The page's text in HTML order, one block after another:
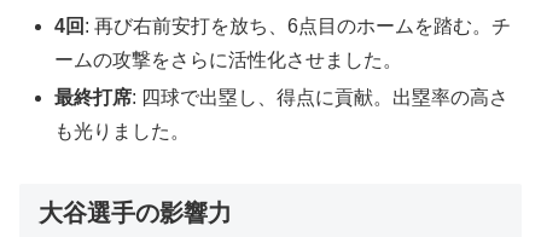
4回 : 再び右前安打を放ち、6点目のホームを踏む。チ
ームの攻撃をさらに活性化させました。
最終打席: 四球で出塁し、得点に貢献。出塁率の高さ
も光りました。
大谷選手の影響力